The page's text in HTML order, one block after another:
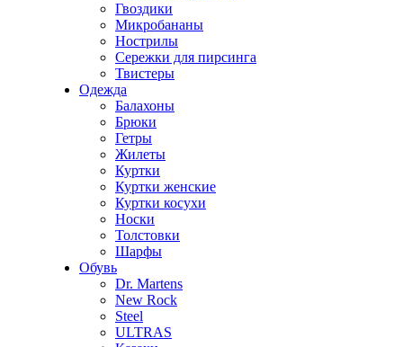
Гвоздики
Микробананы
Нострилы
Сережки для пирсинга
Твистеры
Одежда
Балахоны
Брюки
Гетры
Жилеты
Куртки
Куртки женские
Куртки косухи
Носки
Толстовки
Шарфы
Обувь
Dr. Martens
New Rock
Steel
ULTRAS